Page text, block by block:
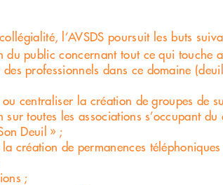
l’AVSDS poursuit les buts
du public concernant tout ce qui touche
professionnels dans ce domaine
centraliser la création de groupes de
toutes les associations s’occupant
Deuil » ;
création de permanences
;